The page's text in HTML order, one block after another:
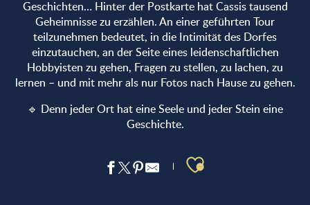
Geschichten… Hinter der Postkarte hat Cassis tausend
Geheimnisse zu erzählen. An einer geführten Tour
teilzunehmen bedeutet, in die Intimität des Dorfes
einzutauchen, an der Seite eines leidenschaftlichen
Hobbyisten zu gehen, Fragen zu stellen, zu lachen, zu
lernen – und mit mehr als nur Fotos nach Hause zu gehen.
🔹 Denn jeder Ort hat eine Seele und jeder Stein eine
Geschichte.
Ajouter aux